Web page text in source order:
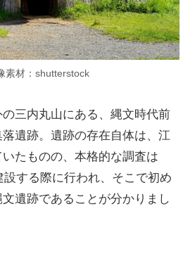
素材：shutterstock
三内丸山にある、縄文時代前
遺跡。遺跡の存在自体は、江
たものの、本格的な調査は
設する際に行われ、そこで初め
遺跡であることが分かりまし